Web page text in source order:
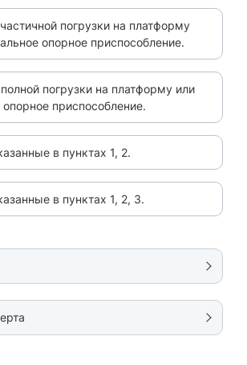
погрузки на платформу
опорное приспособление.
погрузки на платформу или
приспособление.
в пунктах 1, 2.
в пунктах 1, 2, 3.